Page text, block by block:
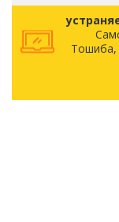
Тошиба,